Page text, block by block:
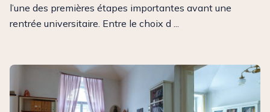
l’une des premières étapes importantes avant une
rentrée universitaire. Entre le choix d ...